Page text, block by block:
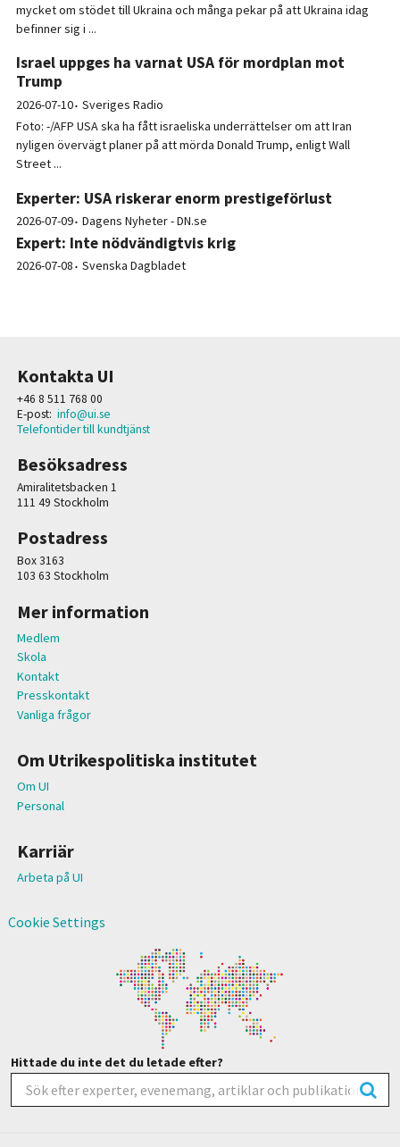
mycket om stödet till Ukraina och många pekar på att Ukraina idag
befinner sig i ...
Israel uppges ha varnat USA för mordplan mot
Trump
2026-07-10 Sveriges Radio
Foto: -/AFP USA ska ha fått israeliska underrättelser om att Iran
nyligen övervägt planer på att mörda Donald Trump, enligt Wall
Street ...
Experter: USA riskerar enorm prestigeförlust
2026-07-09 Dagens Nyheter - DN.se
Expert: Inte nödvändigtvis krig
2026-07-08 Svenska Dagbladet
Kontakta UI
+46 8 511 768 00
E-post: info@ui.se
Telefontider till kundtjänst
Besöksadress
Amiralitetsbacken 1
111 49 Stockholm
Postadress
Box 3163
103 63 Stockholm
Mer information
Medlem
Skola
Kontakt
Presskontakt
Vanliga frågor
Om Utrikespolitiska institutet
Om UI
Personal
Karriär
Arbeta på UI
Cookie Settings
Hittade du inte det du letade efter?